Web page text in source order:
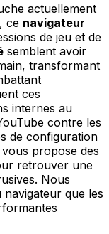
actuellement
, ce navigateur
de jeu et de
semblent avoir
transformant
ces
internes au
contre les
de configuration
propose des
retrouver une
Nous
que les